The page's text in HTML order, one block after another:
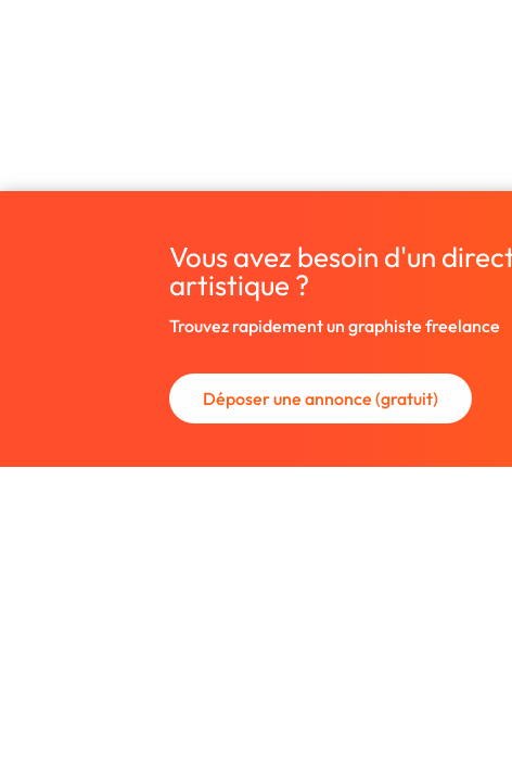
Vous avez besoin d'un
artistique ?
Trouvez rapidement un graphiste freelance
Déposer une annonce (gratuit)